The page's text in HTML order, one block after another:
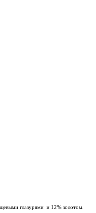
глазурями и 12% золотом.